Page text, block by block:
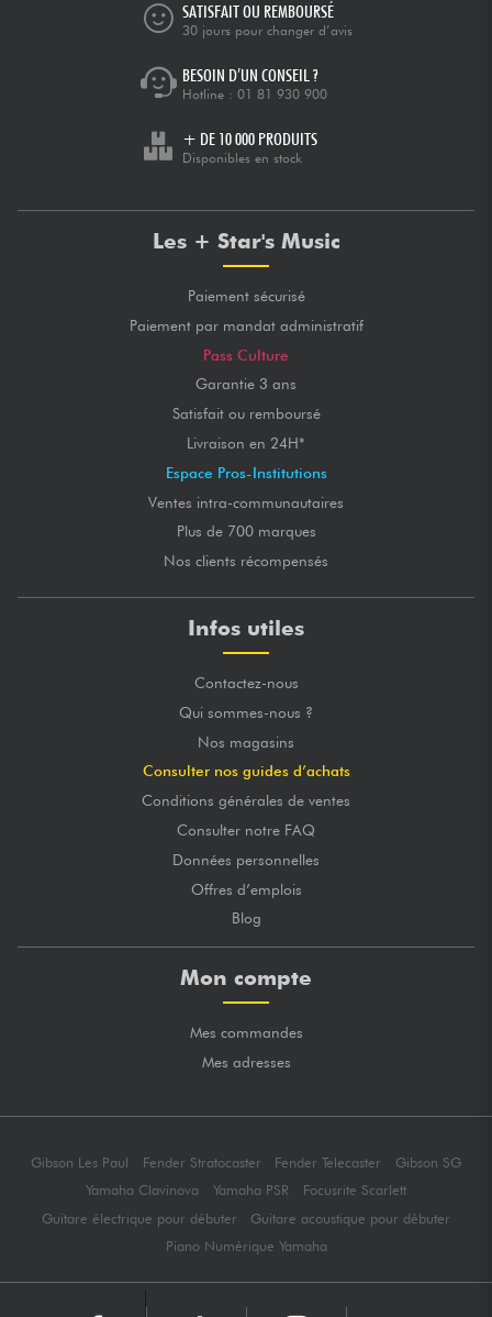
SATISFAIT OU REMBOURSÉ
30 jours pour changer d’avis
BESOIN D’UN CONSEIL ?
Hotline : 01 81 930 900
+ DE 10 000 PRODUITS
Disponibles en stock
Les + Star's Music
Paiement sécurisé
Paiement par mandat administratif
Pass Culture
Garantie 3 ans
Satisfait ou remboursé
Livraison en 24H*
Espace Pros-Institutions
Ventes intra-communautaires
Plus de 700 marques
Nos clients récompensés
Infos utiles
Contactez-nous
Qui sommes-nous ?
Nos magasins
Consulter nos guides d’achats
Conditions générales de ventes
Consulter notre FAQ
Données personnelles
Offres d’emplois
Blog
Mon compte
Mes commandes
Mes adresses
Gibson Les Paul Fender Stratocaster Fender Telecaster
Gibson SG
Yamaha Clavinova
Yamaha PSR
Focusrite Scarlett
Guitare électrique pour débuter
Guitare acoustique pour débuter
Piano Numérique Yamaha